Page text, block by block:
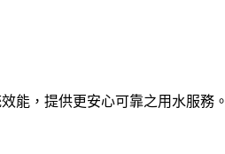
能，提供更安心可靠之用水服務。